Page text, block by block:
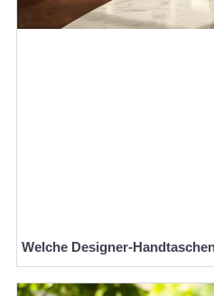
Welche Designer-